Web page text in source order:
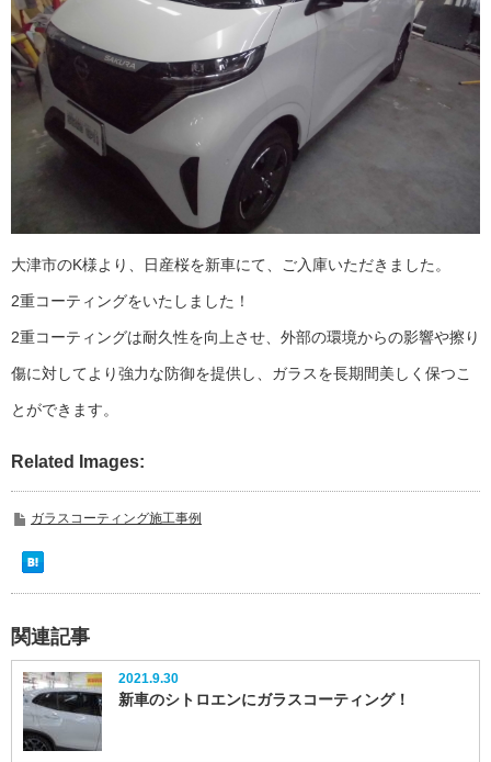
大津市のK様より、日産桜を新車にて、ご入庫いただきました。
2重コーティングをいたしました！
2重コーティングは耐久性を向上させ、外部の環境からの影響や擦り
傷に対してより強力な防御を提供し、ガラスを長期間美しく保つこ
とができます。
Related Images:
ガラスコーティング施工事例
関連記事
2021.9.30
新車のシトロエンにガラスコーティング！